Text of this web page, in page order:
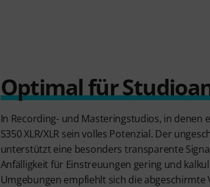
Optimal für
In Recording- und Masteringstudios, in denen
S350 XLR/XLR sein volles Potenzial. Der
unterstützt eine besonders transparente
Anfälligkeit für Einstreuungen gering und
Umgebungen empfiehlt sich die